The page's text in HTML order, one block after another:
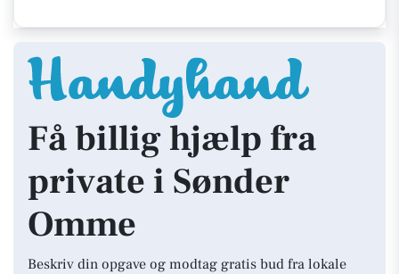
Få billig hjælp fra
private i Sønder
Omme
Beskriv din opgave og modtag gratis bud fra lokale